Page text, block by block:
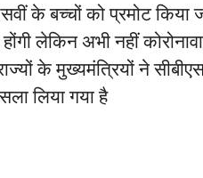
के बच्चों को प्रमोट किया
होंगी लेकिन अभी नहीं
के मुख्यमंत्रियों ने
लिया गया है